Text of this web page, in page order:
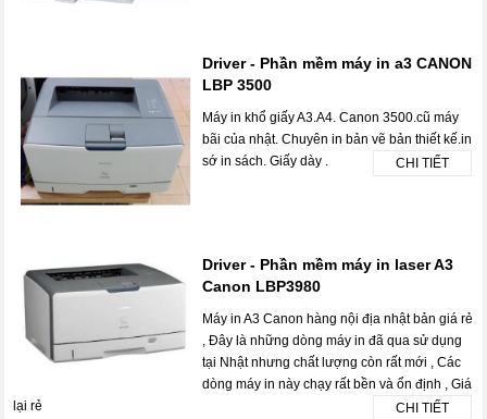
Driver - Phần mềm máy in a3 CANON
LBP 3500
Máy in khổ giấy A3.A4. Canon 3500.cũ máy
bãi của nhật. Chuyên in bản vẽ bản thiết kế.in
sớ in sách. Giấy dày .
CHI TIẾT
Driver - Phần mềm máy in laser A3
Canon LBP3980
Máy in A3 Canon hàng nội địa nhật bản giá rẻ
, Đây là những dòng máy in đã qua sử dụng
tại Nhật nhưng chất lượng còn rất mới , Các
dòng máy in này chạy rất bền và ổn định , Giá
lại rẻ
CHI TIẾT